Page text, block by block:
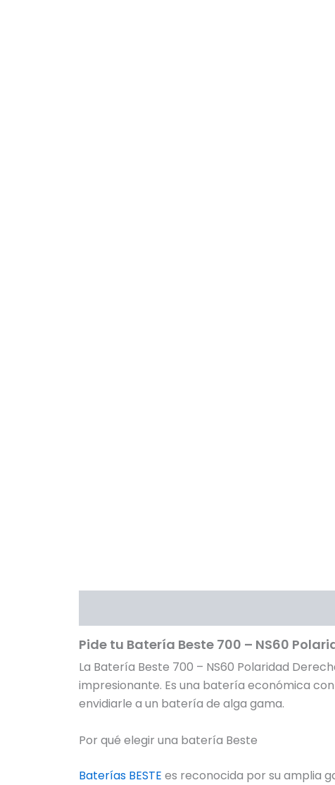
Pide tu Batería Beste 700 – NS60
La Batería Beste 700 – NS60 Polaridad
impresionante. Es una batería económica
envidiarle a un batería de alga gama.
Por qué elegir una batería Beste
Baterías BESTE es reconocida por su amplia